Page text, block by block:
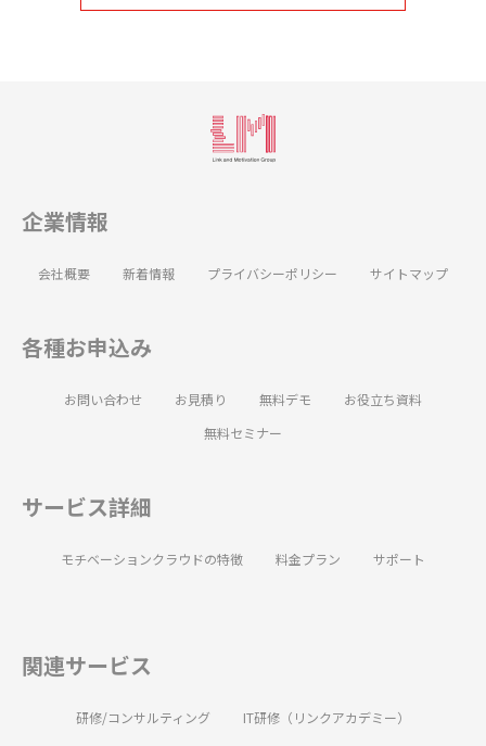
企業情報
会社概要 新着情報 プライバシーポリシー サイトマップ
各種お申込み
お問い合わせ お見積り 無料デモ
お役立ち資料
無料セミナー
サービス詳細
モチベーションクラウドの特徴 料金プラン サポート
関連サービス
研修/コンサルティング IT研修（リンクアカデミー）